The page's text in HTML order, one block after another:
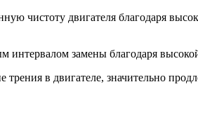
чистоту двигателя благодаря
интервалом замены благодаря
трения в двигателе, значительно